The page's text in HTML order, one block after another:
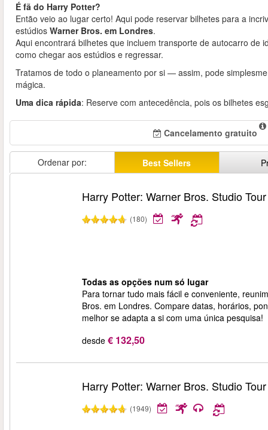
É fã do Harry Potter?
Então veio ao lugar certo! Aqui pode reservar bilhetes para a
estúdios Warner Bros. em Londres.
Aqui encontrará bilhetes que incluem transporte de autocarro
como chegar aos estúdios e regressar.
Tratamos de todo o planeamento por si — assim, pode
mágica.
Uma dica rápida: Reserve com antecedência, pois os bilhetes
Cancelamento gratuito
Ordenar por: Best Sellers
Harry Potter: Warner Bros. Studio
(180)
Todas as opções num só lugar
Para tornar tudo mais fácil e conveniente,
Bros. em Londres. Compare datas, horários,
melhor se adapta a si com uma única pesquisa!
desde € 132,50
Harry Potter: Warner Bros. Studio
(1949)